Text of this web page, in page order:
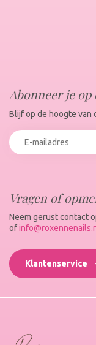
Vragen of
Neem gerust contact
of
Klantenservice
Abonneer je
Blijf op de hoogte van